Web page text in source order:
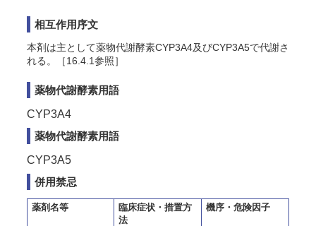
相互作用序文
本剤は主として薬物代謝酵素CYP3A4及びCYP3A5で代謝さ
れる。［16.4.1参照］
薬物代謝酵素用語
CYP3A4
薬物代謝酵素用語
CYP3A5
併用禁忌
薬剤名等
臨床症状・措置方
法
機序・危険因子